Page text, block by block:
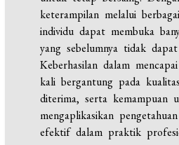
keterampilan melalui
individu dapat membuka
yang sebelumnya tidak dapat
Keberhasilan dalam
kali bergantung pada
diterima, serta kemampuan
mengaplikasikan
efektif dalam praktik